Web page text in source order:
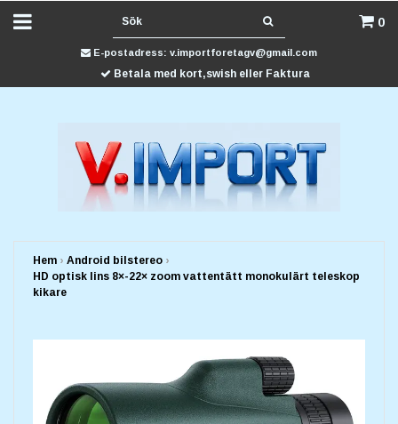
0
E-postadress: v.importforetagv@gmail.com
Betala med kort,swish eller Faktura
Hem › Android bilstereo ›
HD optisk lins 8×-22× zoom vattentätt monokulärt teleskop
kikare